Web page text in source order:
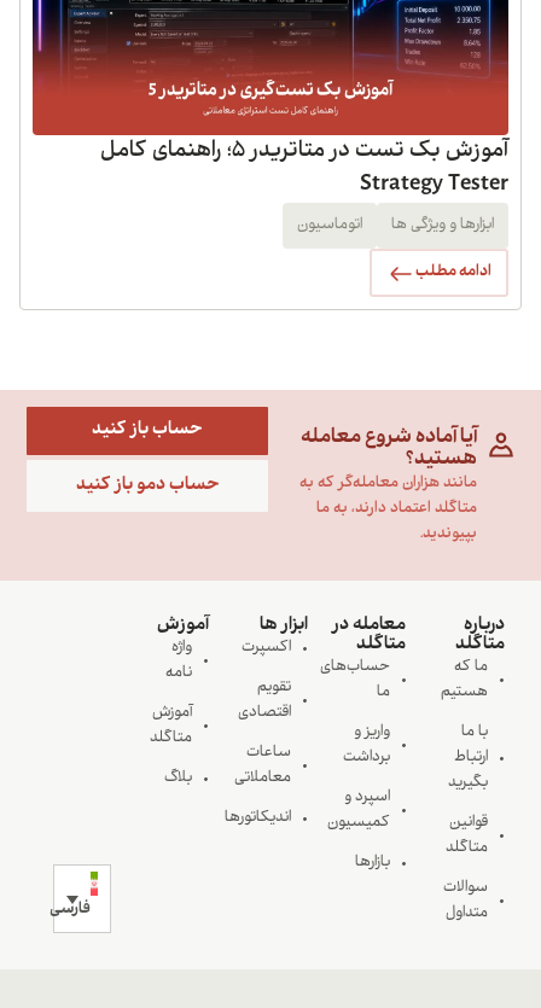
آموزش بک تست در متاتریدر 5؛ راهنمای کامل
Strategy Tester
ابزارها و ویژگی ها اتوماسیون
ادامه مطلب
آیا آماده شروع معامله
هستید؟
مانند هزاران معامله‌گر که به
متاگلد اعتماد دارند، به ما
بپیوندید.
حساب باز کنید
حساب دمو باز کنید
درباره
متاگلد
ما که
هستیم
با ما
ارتباط
بگیرید
قوانین
متاگلد
سوالات
متداول
معامله در
متاگلد
حساب‌های
ما
واریز و
برداشت
اسپرد و
کمیسیون
بازارها
ابزار ها
اکسپرت
تقویم
اقتصادی
ساعات
معاملاتی
اندیکاتورها
آموزش
واژه
نامه
آموزش
متاگلد
بلاگ
فارسی